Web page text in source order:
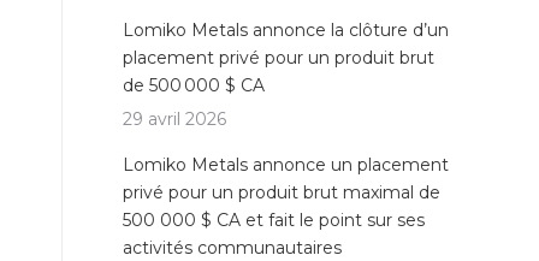
Lomiko Metals annonce la clôture d’un
placement privé pour un produit brut
de 500 000 $ CA
29 avril 2026
Lomiko Metals annonce un placement
privé pour un produit brut maximal de
500 000 $ CA et fait le point sur ses
activités communautaires